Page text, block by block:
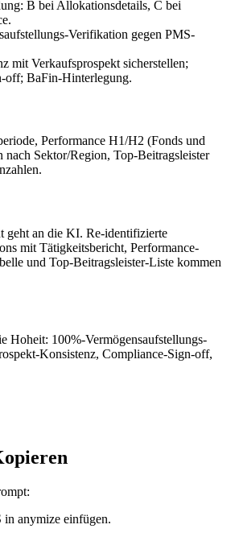
B bei Allokationsdetails, C bei
Verifikation gegen PMS-
mit Verkaufsprospekt sicherstellen;
off; BaFin-Hinterlegung.
Performance H1/H2 (Fonds und
Sektor/Region, Top-Beitragsleister
geht an die KI. Re-identifizierte
mit Tätigkeitsbericht, Performance-
und Top-Beitragsleister-Liste kommen
Hoheit: 100%-Vermögensaufstellungs-
Konsistenz, Compliance-Sign-off,
in anymize einfügen.